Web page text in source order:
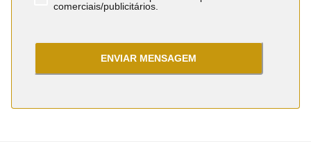
comerciais/publicitários.
ENVIAR MENSAGEM